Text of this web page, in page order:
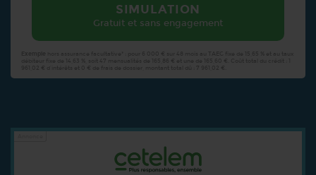
SIMULATION
Gratuit et sans engagement